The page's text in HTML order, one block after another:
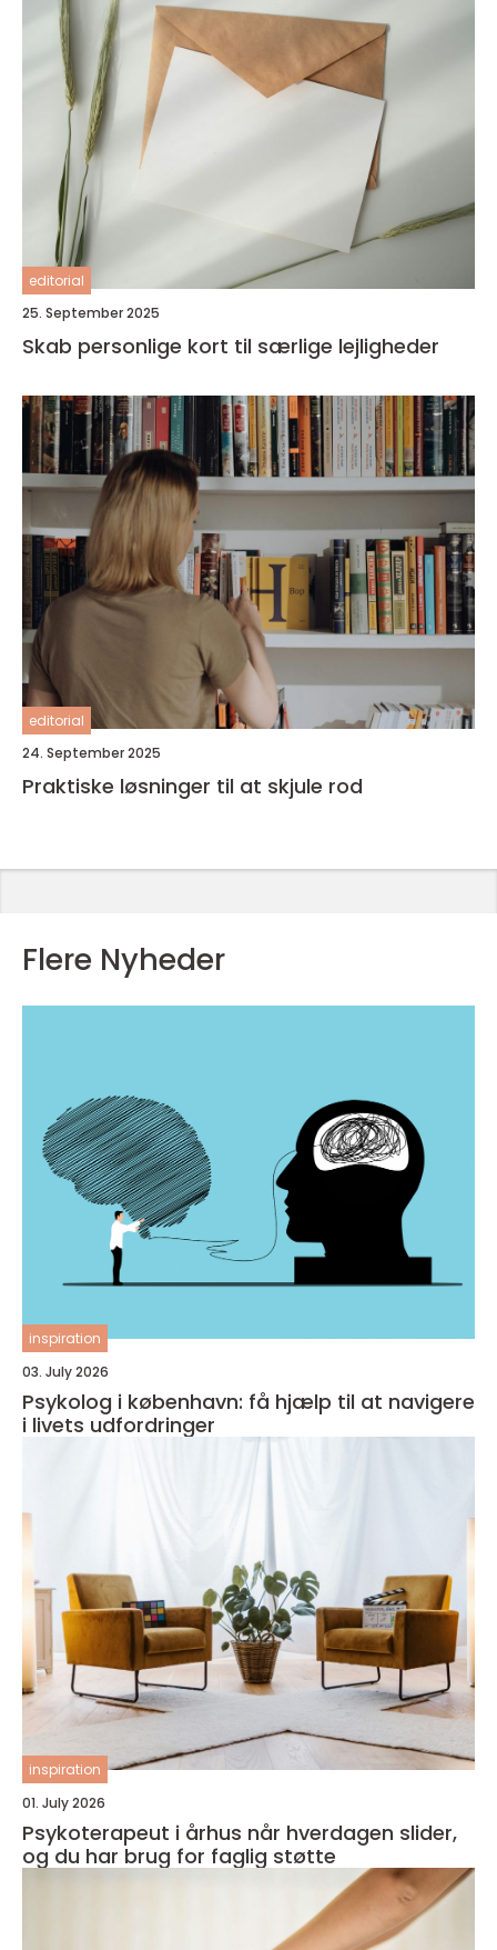
editorial
25. September 2025
Skab personlige kort til særlige lejligheder
editorial
24. September 2025
Praktiske løsninger til at skjule rod
Flere Nyheder
inspiration
03. July 2026
Psykolog i københavn: få hjælp til at navigere
i livets udfordringer
inspiration
01. July 2026
Psykoterapeut i århus når hverdagen slider,
og du har brug for faglig støtte